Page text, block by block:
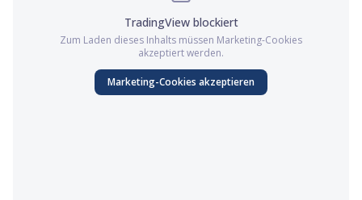
TradingViewblockiert
Zum Laden dieses Inhalts müssen Marketing-Cookies
akzeptiert werden.
Marketing-Cookies akzeptieren